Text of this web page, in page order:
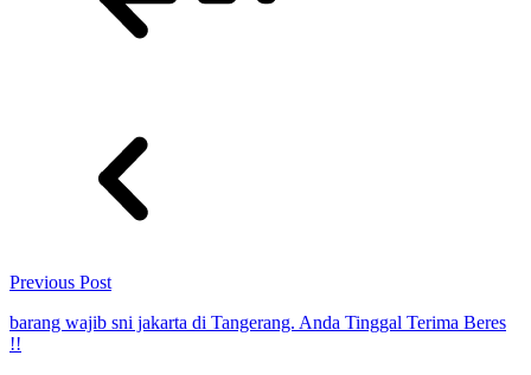
Previous Post
barang wajib sni jakarta di Tangerang. Anda Tinggal Terima Beres
!!